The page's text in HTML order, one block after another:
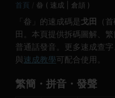
首頁 畚 ( 速成 | 倉頡 )
「畚」的速成碼是 戈田
（
田。本頁提供拆碼圖解、
普通話發音。更多速成查字
與速成教學可配合使用。
繁簡・拼音・發聲